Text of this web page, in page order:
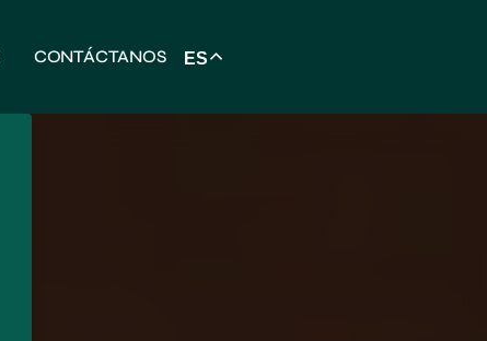
CONTÁCTANOS ES